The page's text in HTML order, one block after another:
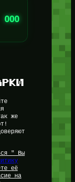
000
же
" Вы
её
на